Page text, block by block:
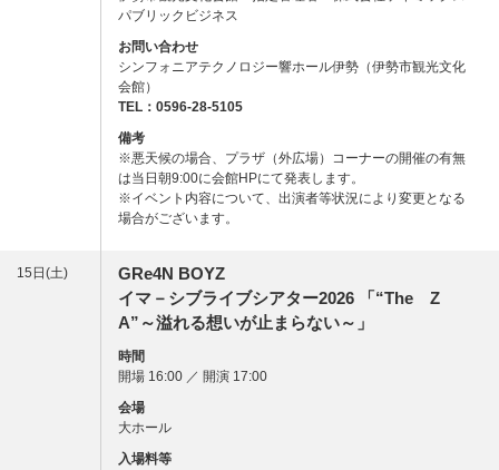
パブリックビジネス
お問い合わせ
シンフォニアテクノロジー響ホール伊勢（伊勢市観光文化
会館）
TEL：0596-28-5105
備考
※悪天候の場合、プラザ（外広場）コーナーの開催の有無
は当日朝9:00に会館HPにて発表します。
※イベント内容について、出演者等状況により変更となる
場合がございます。
15日(土)
GRe4N BOYZ
イマ－シブライブシアター2026 「“The Z
A”～溢れる想いが止まらない～」
時間
開場 16:00 ／ 開演 17:00
会場
大ホール
入場料等